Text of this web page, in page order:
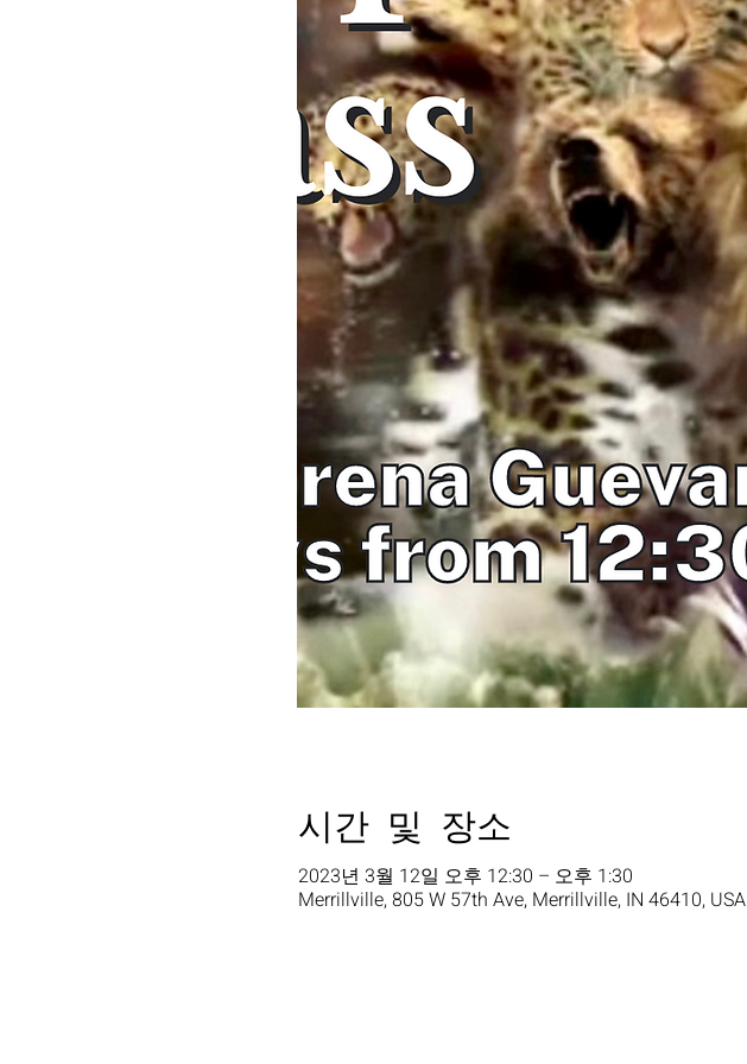
시간 및 장소
2023년 3월 12일 오후 12:30 – 오후 1:30
Merrillville, 805 W 57th Ave, Merrillville, IN 46410, USA